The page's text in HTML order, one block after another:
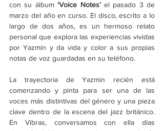
con su álbum ‘Voice Notes’ el pasado 3 de
marzo del año en curso. El disco, escrito a lo
largo de dos años, es un hermoso relato
personal que explora las experiencias vividas
por Yazmin y da vida y color a sus propias
notas de voz guardadas en su teléfono.
La trayectoria de Yazmin recién está
comenzando y pinta para ser una de las
voces más distintivas del género y una pieza
clave dentro de la escena del jazz británico.
En Vibras, conversamos con ella días